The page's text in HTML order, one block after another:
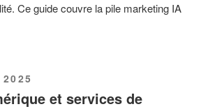
Ce guide couvre la pile marketing IA
et services de